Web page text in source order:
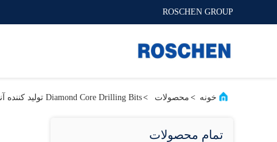
ROSCHEN GROUP
خونه > محصولات >Diamond Core Drilling Bits تولید کننده آنلاین
تمام محصولات